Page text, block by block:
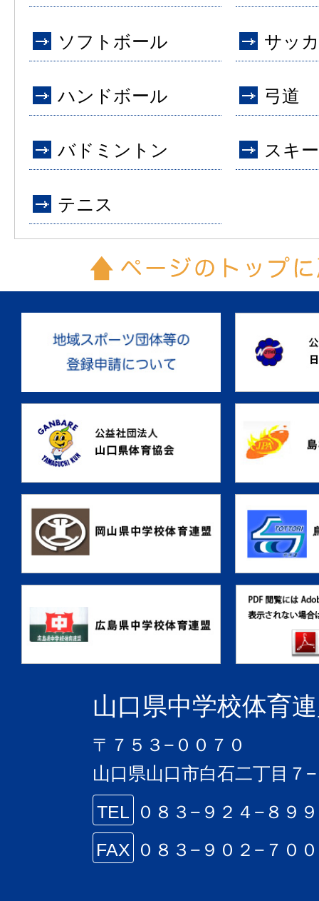
ソフトボール サッ
ハンドボール 弓道
バドミントン スキー
テニス
山口県中学校体育
〒７５３−００７０
山口県山口市白石二丁目７
TEL
０８３−９２４−８９
FAX ０８３−９０２−７０